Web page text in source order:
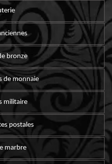
bronze
de monnaie
militaire
postales
marbre